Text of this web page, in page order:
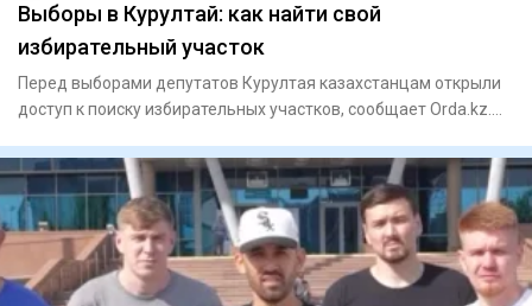
Выборы в Курултай: как найти свой
избирательный участок
Перед выборами депутатов Курултая казахстанцам открыли
доступ к поиску избирательных участков, сообщает Orda.kz.